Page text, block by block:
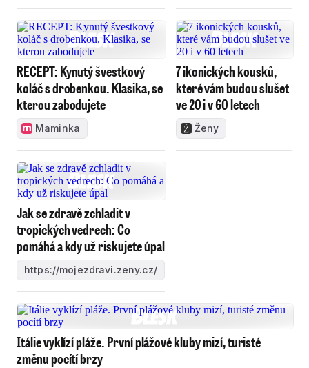
RECEPT: Kynutý švestkový
koláč s drobenkou. Klasika, se
kterou zabodujete
Maminka
7 ikonických kousků,
které vám budou slušet
ve 20 i v 60 letech
Ženy
Jak se zdravě zchladit v
tropických vedrech: Co
pomáhá a kdy už riskujete úpal
https://mojezdravi.zeny.cz/
Itálie vyklízí pláže. První plážové kluby mizí, turisté
změnu pocítí brzy